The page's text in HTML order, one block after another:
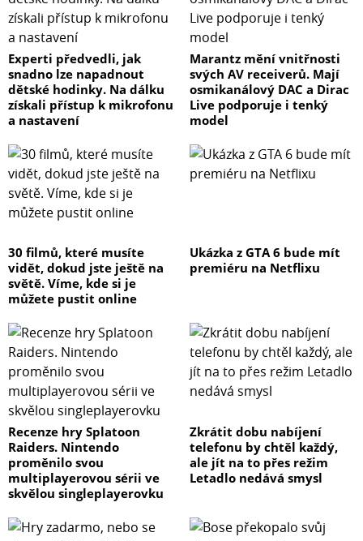
Experti předvedli, jak
snadno lze napadnout
dětské hodinky. Na dálku
získali přístup k mikrofonu
a nastavení
Marantz mění vnitřnosti
svých AV receiverů. Mají
osmikanálový DAC a Dirac
Live podporuje i tenký
model
30 filmů, které musíte
vidět, dokud jste ještě na
světě. Víme, kde si je
můžete pustit online
Ukázka z GTA 6 bude mít
premiéru na Netflixu
Recenze hry Splatoon
Raiders. Nintendo
proměnilo svou
multiplayerovou sérii ve
skvělou singleplayerovku
Zkrátit dobu nabíjení
telefonu by chtěl každý,
ale jít na to přes režim
Letadlo nedává smysl